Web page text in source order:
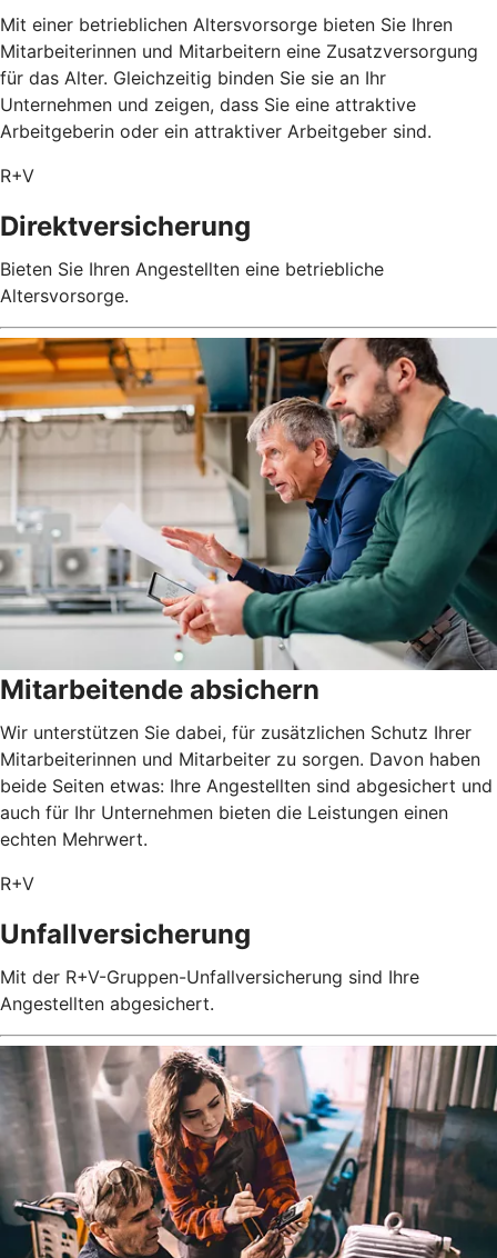
Mit einer betrieblichen Altersvorsorge bieten Sie Ihren
Mitarbeiterinnen und Mitarbeitern eine Zusatzversorgung
für das Alter. Gleichzeitig binden Sie sie an Ihr
Unternehmen und zeigen, dass Sie eine attraktive
Arbeitgeberin oder ein attraktiver Arbeitgeber sind.
R+V
Direktversicherung
Bieten Sie Ihren Angestellten eine betriebliche
Altersvorsorge.
Mitarbeitende absichern
Wir unterstützen Sie dabei, für zusätzlichen Schutz Ihrer
Mitarbeiterinnen und Mitarbeiter zu sorgen. Davon haben
beide Seiten etwas: Ihre Angestellten sind abgesichert und
auch für Ihr Unternehmen bieten die Leistungen einen
echten Mehrwert.
R+V
Unfallversicherung
Mit der R+V-Gruppen-Unfallversicherung sind Ihre
Angestellten abgesichert.